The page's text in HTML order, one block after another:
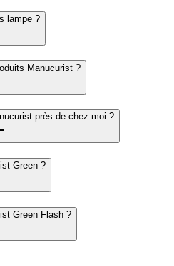
lampe ?
Manucurist ?
près de chez moi ?
Green ?
Green Flash ?